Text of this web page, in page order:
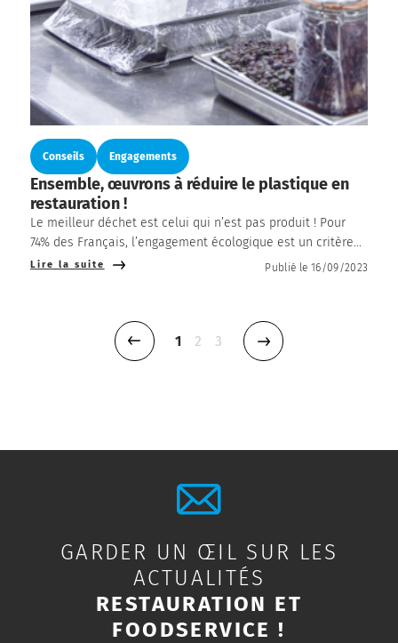
Conseils Engagements
Ensemble, œuvrons à réduire le plastique en
restauration !
Le meilleur déchet est celui qui n’est pas produit ! Pour
74% des Français, l’engagement écologique est un critère...
Lire la suite Publié le 16/09/2023
Page précédence
1 2 3
Page précédente
GARDER UN ŒIL SUR LES
ACTUALITÉS
RESTAURATION ET
FOODSERVICE !